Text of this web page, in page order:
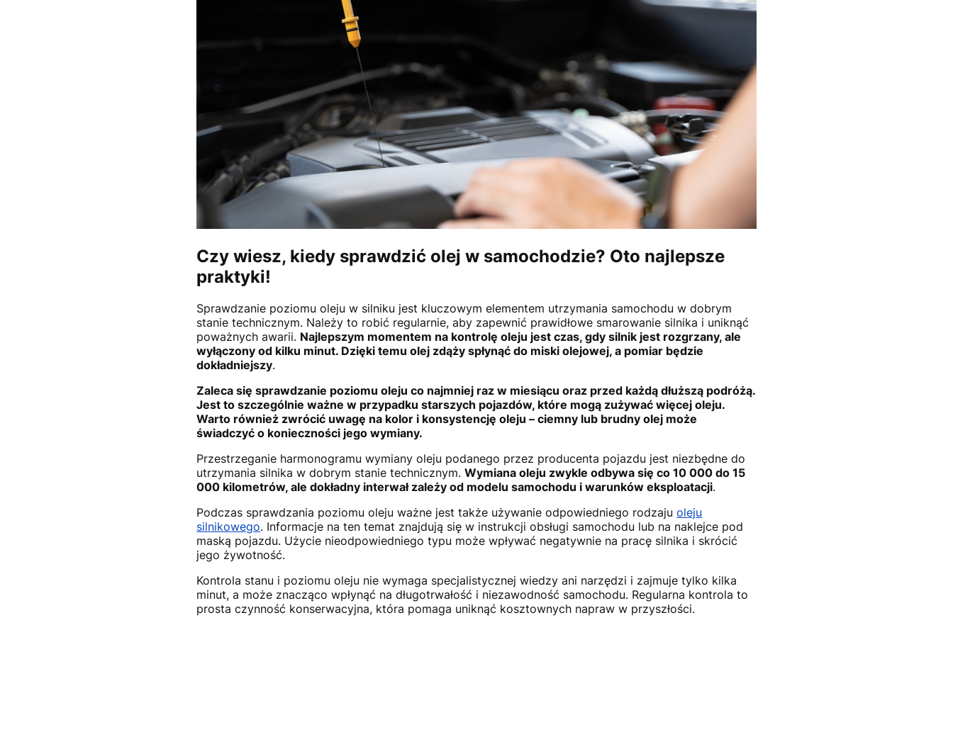
Czy wiesz, kiedy sprawdzić olej w samochodzie? Oto najlepsze
praktyki!
Sprawdzanie poziomu oleju w silniku jest kluczowym elementem utrzymania samochodu w dobrym
stanie technicznym. Należy to robić regularnie, aby zapewnić prawidłowe smarowanie silnika i uniknąć
poważnych awarii. Najlepszym momentem na kontrolę oleju jest czas, gdy silnik jest rozgrzany, ale
wyłączony od kilku minut. Dzięki temu olej zdąży spłynąć do miski olejowej, a pomiar będzie
dokładniejszy.
Zaleca się sprawdzanie poziomu oleju co najmniej raz w miesiącu oraz przed każdą dłuższą podróżą.
Jest to szczególnie ważne w przypadku starszych pojazdów, które mogą zużywać więcej oleju.
Warto również zwrócić uwagę na kolor i konsystencję oleju – ciemny lub brudny olej może
świadczyć o konieczności jego wymiany.
Przestrzeganie harmonogramu wymiany oleju podanego przez producenta pojazdu jest niezbędne do
utrzymania silnika w dobrym stanie technicznym.Wymiana oleju zwykle odbywa się co 10 000 do 15
000 kilometrów, ale dokładny interwał zależy od modelu samochodu i warunków eksploatacji.
Podczas sprawdzania poziomu oleju ważne jest także używanie odpowiedniego rodzajuoleju
silnikowego. Informacje na ten temat znajdują się w instrukcji obsługi samochodu lub na naklejce pod
maską pojazdu. Użycie nieodpowiedniego typu może wpływać negatywnie na pracę silnika i skrócić
jego żywotność.
Kontrola stanu i poziomu oleju nie wymaga specjalistycznej wiedzy ani narzędzi i zajmuje tylko kilka
minut, a może znacząco wpłynąć na długotrwałość i niezawodność samochodu. Regularna kontrola to
prosta czynność konserwacyjna, która pomaga uniknąć kosztownych napraw w przyszłości.